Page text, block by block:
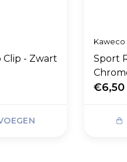
- Zwart
Kaweco
Sport
€6,50